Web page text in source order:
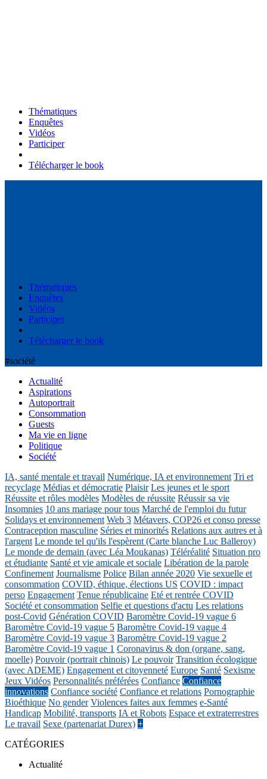
Thématiques
Enquêtes
Vidéos
Participer
Télécharger le book
Thématiques
Enquêtes
Vidéos
Participer
Télécharger le book
#société
Actualité
Aspirations
Autoportrait
Consommation
Guests
Ma vie en ligne
Politique
Société
IA, santé mentale et travail Numérique, IA et environnement Tri et
recyclage Médias et démocratie Plaisir Les jeunes et le sport
Réussite et rôles modèles Modèles de réussite Réussir sa vie
Insomnies 10 ans mariage pour tous Marché de l'emploi du futur
Solidays et environnement Web 3 Métavers, COP26 et conso presse
Contraception masculine Séries et minorités Relations aux autres et à
l'argent Le monde tel qu'ils l'espèrent (Carte blanche Luc Balleroy)
Le monde de demain (avec Léa Moukanas) Téléréalité Situation pro
et étudiante Santé et vie amicale et sociale Libération de la parole
Confinement Journalisme Police Bilan année 2020 Vie sexuelle et
consommation COVID, éthique, élections US COVID : impact
perso Engagement Tenue républicaine Eté et rentrée COVID
Société et consommation Selfie et questions d'actu Les relations
post-Covid Génération COVID Baromètre Covid-19 vague 6
Baromètre Covid-19 vague 5 Baromètre Covid-19 vague 4
Baromètre Covid-19 vague 3 Baromètre Covid-19 vague 2
Baromètre Covid-19 vague 1 Coronavirus & don (organe, sang,
moelle) Pouvoir (portrait chinois) Le pouvoir Transition écologique
(avec ADEME) Engagement et citoyenneté Europe Santé Sexisme
Jeux Vidéos Personnalités préférées Confiance Confiance
innovations Confiance société Confiance et relations Pornographie
Bioéthique No gender Violences faites aux femmes e-Santé
Handicap Mobilité, transports IA et Robots Espace et extraterrestres
Le travail Sexe (partenariat Durex) +
CATÉGORIES
Actualité